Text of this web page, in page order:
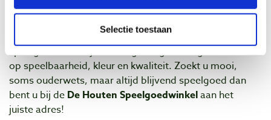
Selectie toestaan
In de winkel, De Houten Speelgoedwinkel, wordt
voornamelijk houten speelgoed verkocht. De winkel
richt zich op het leveren van kwalitatief hoogwaardig
op speelbaarheid, kleur en kwaliteit. Zoekt u mooi,
soms ouderwets, maar altijd blijvend speelgoed dan
bent u bij de De Houten Speelgoedwinkelaan het
juiste adres!